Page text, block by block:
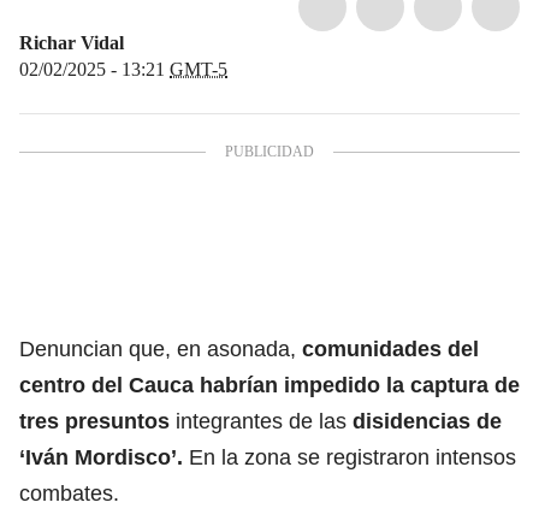
Richar Vidal
02/02/2025 - 13:21 GMT-5
Denuncian que, en asonada, comunidades del
centro del Cauca habrían impedido la captura de
tres presuntos integrantes de las disidencias de
‘Iván Mordisco’. En la zona se registraron intensos
combates.